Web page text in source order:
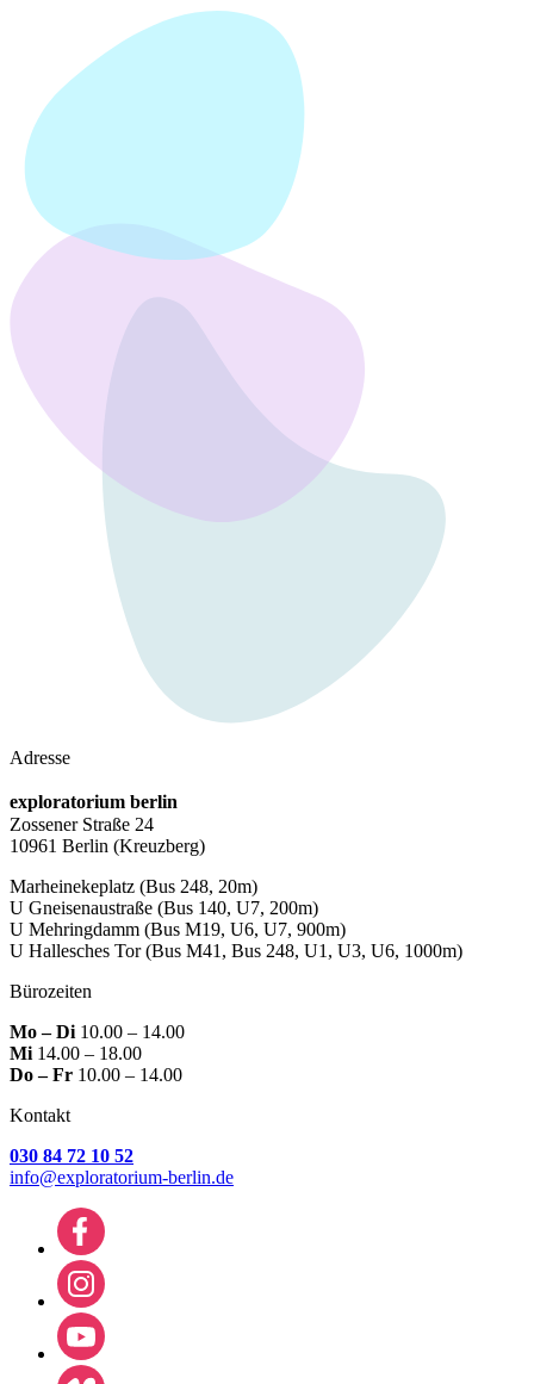
Adresse
exploratorium berlin
Zossener Straße 24
10961 Berlin (Kreuzberg)
Marheinekeplatz (Bus 248, 20m)
U Gneisenaustraße (Bus 140, U7, 200m)
U Mehringdamm (Bus M19, U6, U7, 900m)
U Hallesches Tor(Bus M41, Bus 248, U1, U3, U6, 1000m)
Bürozeiten
Mo – Di 10.00 – 14.00
Mi 14.00 – 18.00
Do – Fr 10.00 – 14.00
Kontakt
030 84 72 10 52
info@exploratorium-berlin.de